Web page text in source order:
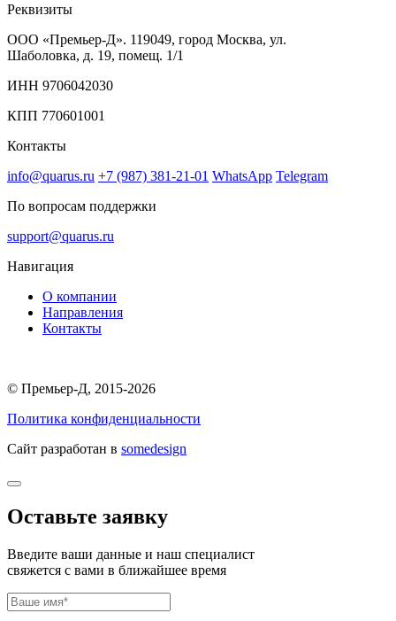
Реквизиты
ООО «Премьер-Д». 119049, город Москва, ул.
Шаболовка, д. 19, помещ. 1/1
ИНН 9706042030
КПП 770601001
Контакты
info@quarus.ru +7 (987) 381-21-01 WhatsApp Telegram
По вопросам поддержки
support@quarus.ru
Навигация
О компании
Направления
Контакты
© Премьер-Д, 2015-2026
Политика конфиденциальности
Сайт разработан в somedesign
Оставьте заявку
Введите ваши данные и наш специалист
свяжется с вами в ближайшее время